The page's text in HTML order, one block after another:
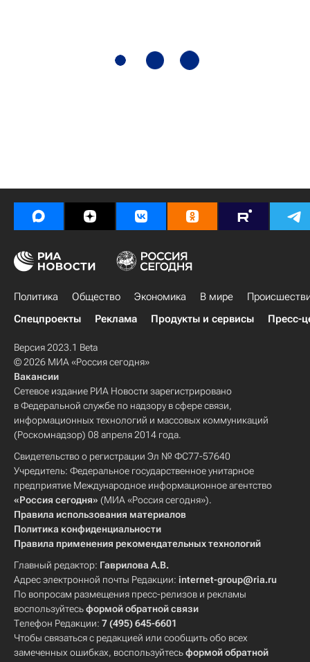
Политика Общество Экономика В мире
Спецпроекты
Реклама Продукты и сервисы Пресс-
Версия 2023.1 Beta
© 2026 МИА «Россия сегодня»
Вакансии
Сетевое издание РИА Новости зарегистрировано
в Федеральной службе по надзору в сфере связи,
информационных технологий и массовых коммуникаций
(Роскомнадзор) 08 апреля 2014 года.
Свидетельство о регистрации Эл № ФС77-57640
Учредитель: Федеральное государственное унитарное
предприятие Международное информационное агентство
«Россия сегодня» (МИА «Россия сегодня»).
Правила использования материалов
Политика конфиденциальности
Правила применения рекомендательных технологий
Главный редактор: Гаврилова А.В.
Адрес электронной почты Редакции: internet-group@ria.ru
По вопросам размещения пресс-релизов и рекламы
воспользуйтесьформой обратной связи
Телефон Редакции: 7 (495) 645-6601
Чтобы связаться с редакцией или сообщить обо всех
замеченных ошибках, воспользуйтесьформой обратной